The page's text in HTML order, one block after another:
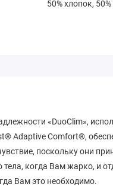
50% хлопок,
«DuoClim»,
Adaptive Comfort®,
поскольку они
тела, когда Вам жарко, и
Вам это необходимо.